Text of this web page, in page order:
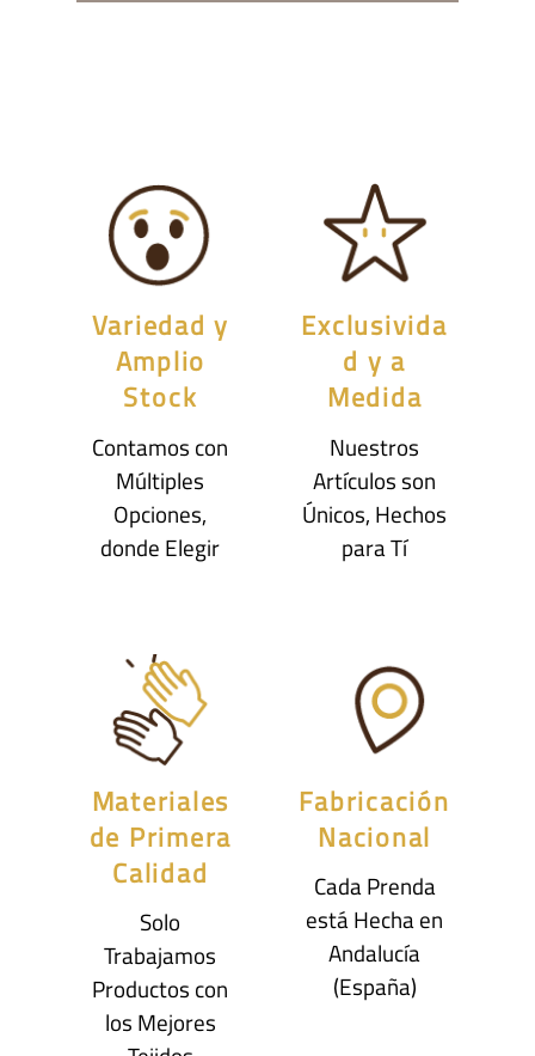
Variedad y
Amplio
Stock
Contamos con
Múltiples
Opciones,
donde Elegir
Exclusivida
d y a
Medida
Nuestros
Artículos son
Únicos, Hechos
para Tí
Materiales
de Primera
Calidad
Solo
Trabajamos
Productos con
los Mejores
Fabricación
Nacional
Cada Prenda
está Hecha en
Andalucía
(España)